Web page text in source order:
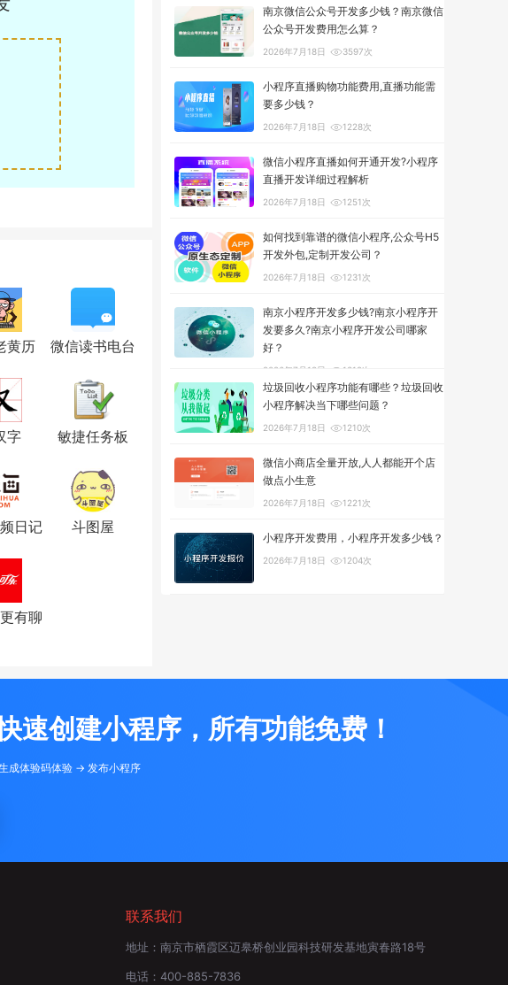
黄历 微信读书电台
字 敏捷任务板
日记 斗图屋
有聊
南京微信公众号开发多少钱？南京微信
公众号开发费用怎么算？
2026年7月18日 3597次
小程序直播购物功能费用,直播功能需
要多少钱？
2026年7月18日 1228次
微信小程序直播如何开通开发?小程序
直播开发详细过程解析
2026年7月18日 1251次
如何找到靠谱的微信小程序,公众号H5
开发外包,定制开发公司？
2026年7月18日 1231次
南京小程序开发多少钱?南京小程序开
发要多久?南京小程序开发公司哪家
好？
2026年7月18日 1312次
垃圾回收小程序功能有哪些？垃圾回收
小程序解决当下哪些问题？
2026年7月18日 1210次
微信小商店全量开放,人人都能开个店
做点小生意
2026年7月18日 1221次
小程序开发费用，小程序开发多少钱？
2026年7月18日 1204次
速创建小程序，所有功能免费！
成体验码体验 -> 发布小程序
联系我们
地址： 南京市栖霞区迈皋桥创业园科技研发基地寅春路18号
电话： 400-885-7836